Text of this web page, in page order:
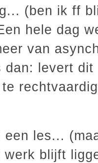
(ben ik ff
hele dag
van
dan: levert
een les...
werk blijft